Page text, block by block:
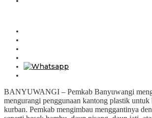
BANYUWANGI – Pemkab Banyuwangi
mengurangi penggunaan kantong plastik
kurban. Pemkab mengimbau menggantinya